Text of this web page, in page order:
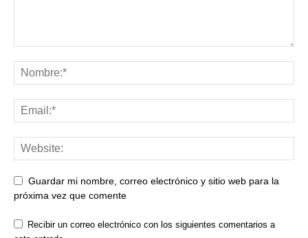
Guardar mi nombre, correo electrónico y sitio web para la
próxima vez que comente
Recibir un correo electrónico con los siguientes comentarios a